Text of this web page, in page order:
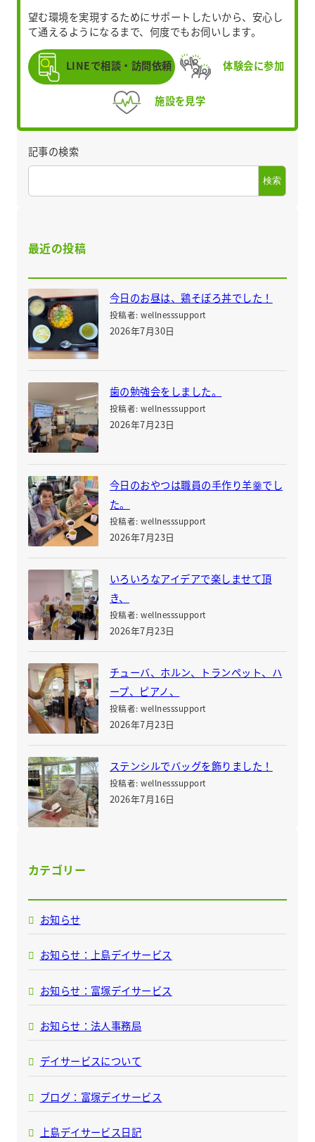
望む環境を実現するためにサポートしたいから、安心し
て通えるようになるまで、何度でもお伺いします。
LINEで相談・訪問依頼 体験会に参加
施設を見学
記事の検索
検索
最近の投稿
今日のお昼は、鶏そぼろ丼でした！
投稿者: wellnesssupport
2026年7月30日
歯の勉強会をしました。
投稿者: wellnesssupport
2026年7月23日
今日のおやつは職員の手作り羊羹でし
た。
投稿者: wellnesssupport
2026年7月23日
いろいろなアイデアで楽しませて頂
き、
投稿者: wellnesssupport
2026年7月23日
チューバ、ホルン、トランペット、ハ
ープ、ピアノ、
投稿者: wellnesssupport
2026年7月23日
ステンシルでバッグを飾りました！
投稿者: wellnesssupport
2026年7月16日
カテゴリー
お知らせ
お知らせ：上島デイサービス
お知らせ：富塚デイサービス
お知らせ：法人事務局
デイサービスについて
ブログ：富塚デイサービス
上島デイサービス日記